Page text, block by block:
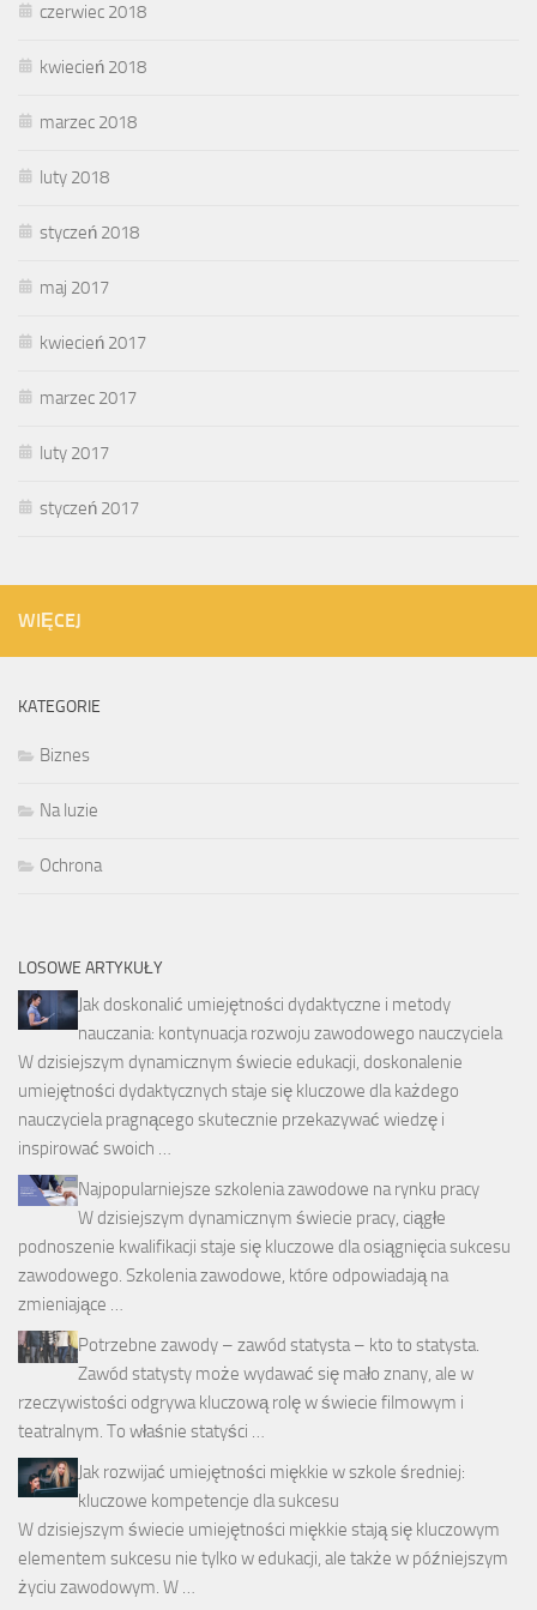
czerwiec 2018
kwiecień 2018
marzec 2018
luty 2018
styczeń 2018
maj 2017
kwiecień 2017
marzec 2017
luty 2017
styczeń 2017
WIĘCEJ
KATEGORIE
Biznes
Na luzie
Ochrona
LOSOWE ARTYKUŁY
Jak doskonalić umiejętności dydaktyczne i metody
nauczania: kontynuacja rozwoju zawodowego nauczyciela
W dzisiejszym dynamicznym świecie edukacji, doskonalenie
umiejętności dydaktycznych staje się kluczowe dla każdego
nauczyciela pragnącego skutecznie przekazywać wiedzę i
inspirować swoich …
Najpopularniejsze szkolenia zawodowe na rynku pracy
W dzisiejszym dynamicznym świecie pracy, ciągłe
podnoszenie kwalifikacji staje się kluczowe dla osiągnięcia sukcesu
zawodowego. Szkolenia zawodowe, które odpowiadają na
zmieniające …
Potrzebne zawody – zawód statysta – kto to statysta.
Zawód statysty może wydawać się mało znany, ale w
rzeczywistości odgrywa kluczową rolę w świecie filmowym i
teatralnym. To właśnie statyści …
Jak rozwijać umiejętności miękkie w szkole średniej:
kluczowe kompetencje dla sukcesu
W dzisiejszym świecie umiejętności miękkie stają się kluczowym
elementem sukcesu nie tylko w edukacji, ale także w późniejszym
życiu zawodowym. W …